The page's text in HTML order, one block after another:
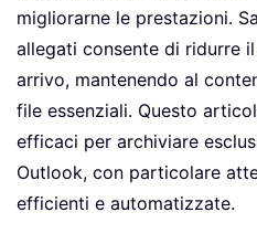
migliorarne le prestazioni.
allegati consente di ridurre
arrivo, mantenendo al
file essenziali. Questo
efficaci per archiviare
Outlook, con particolare
efficienti e automatizzate.